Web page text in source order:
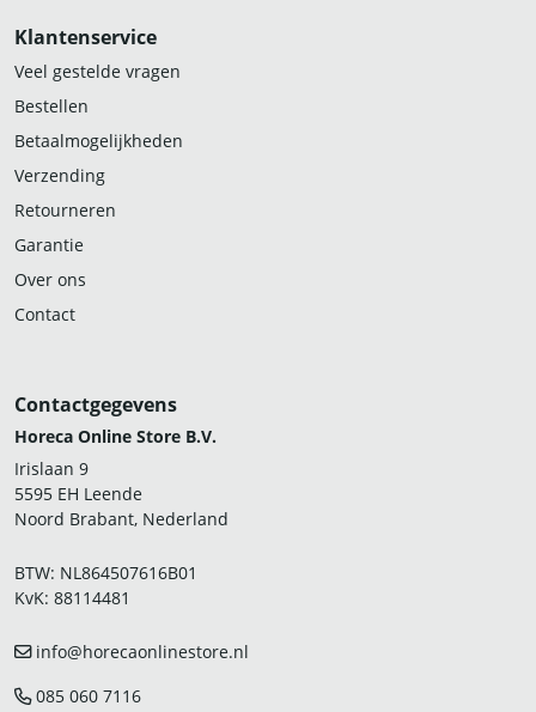
Klantenservice
Veel gestelde vragen
Bestellen
Betaalmogelijkheden
Verzending
Retourneren
Garantie
Over ons
Contact
Contactgegevens
Horeca Online Store B.V.
Irislaan 9
5595 EH Leende
Noord Brabant, Nederland
BTW: NL864507616B01
KvK: 88114481
info@horecaonlinestore.nl
085 060 7116